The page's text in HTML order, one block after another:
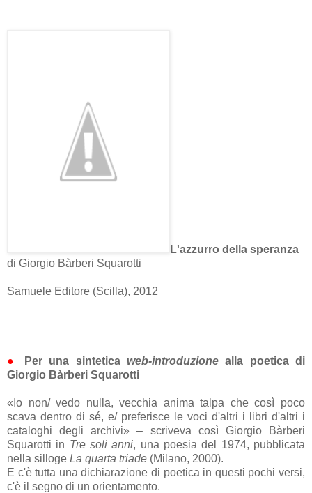
L'azzurro della speranza
di Giorgio Bàrberi Squarotti
Samuele Editore (Scilla), 2012
● Per una sintetica web-introduzionealla poetica di
Giorgio Bàrberi Squarotti
«Io non/ vedo nulla, vecchia anima talpa che così poco
scava dentro di sé, e/ preferisce le voci d'altri i libri d'altri i
cataloghi degli archivi» – scriveva così Giorgio Bàrberi
Squarotti in Tre soli anni, una poesia del 1974, pubblicata
nella silloge La quarta triade (Milano, 2000).
E c'è tutta una dichiarazione di poetica in questi pochi versi,
c'è il segno di un orientamento.